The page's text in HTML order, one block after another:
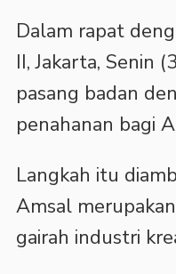
Dalam rapat
II, Jakarta, Senin
pasang badan
penahanan bagi
Langkah itu
Amsal
gairah industri